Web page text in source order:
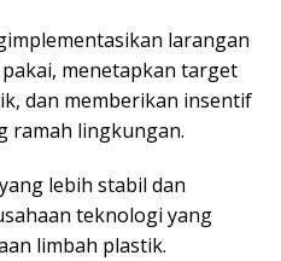
larangan
menetapkan target
dan memberikan insentif
ramah lingkungan.
lebih stabil dan
teknologi yang
limbah plastik.